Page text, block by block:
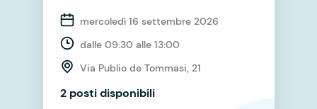
mercoledì 16 settembre 2026
dalle 09:30 alle 13:00
Via Publio de Tommasi, 21
2 posti disponibili